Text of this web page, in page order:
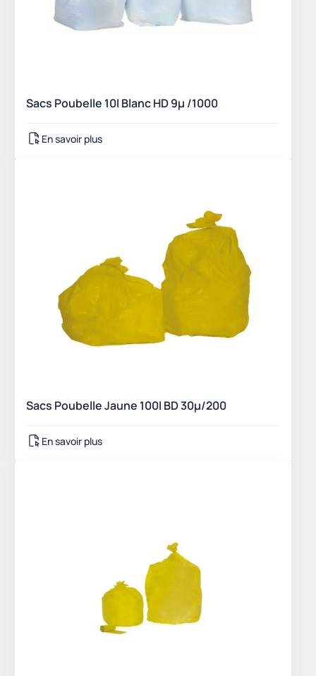
Sacs Poubelle 10l Blanc HD 9µ /1000
En savoir plus
Sacs Poubelle Jaune 100l BD 30µ/200
En savoir plus